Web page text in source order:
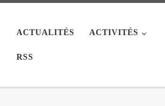
ACTUALITÉS ACTIVITÉS
RSS